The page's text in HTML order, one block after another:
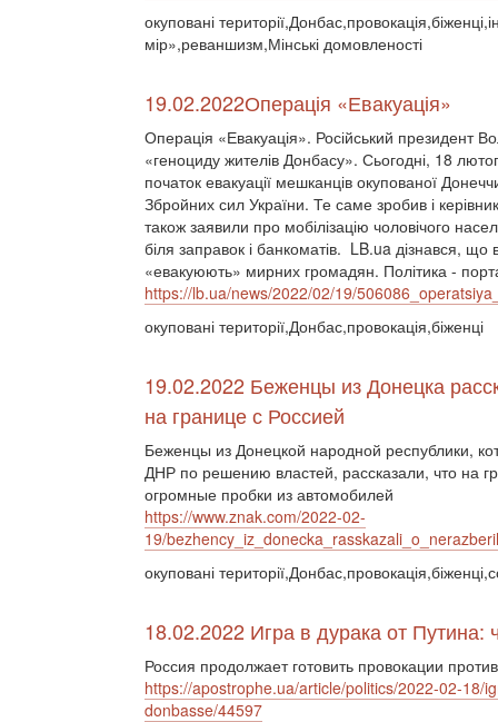
окуповані
мір»,реваншизм,Мінські домовленості
19.02.2022 ​Операція «Евакуація»
​Операція «Евакуація». Російський президент
«геноциду жителів Донбасу». Сьогодні, 18
початок евакуації мешканців окупованої
Збройних сил України. Те саме зробив і
також заявили про мобілізацію чоловічого
біля заправок і банкоматів. LB.ua дізнався,
«евакуюють» мирних громадян. Політика -
https://lb.ua/news/2022/02/19/
окуповані території,Донбас,провокація,біженці
19.02.2022 Беженцы из Донецка
на границе с Россией
Беженцы из Донецкой народной республики,
ДНР по решению властей, рассказали, что на
огромные пробки из автомобилей
https://www.znak.com/2022-02-
19/
окуповані
18.02.2022 Игра в дурака от Путина:
Россия продолжает готовить провокации
https://apostrophe.ua/article/politics/2022-02-18/
donbasse/44597